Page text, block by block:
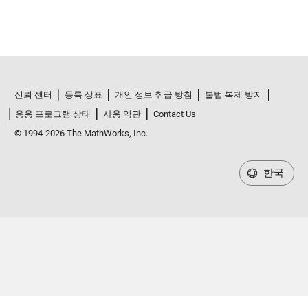
신뢰 센터 등록 상표 개인 정보 취급 방침
불법 복제 방지
응용 프로그램 상태
사용 약관
Contact Us
© 1994-2026 The MathWorks, Inc.
한국